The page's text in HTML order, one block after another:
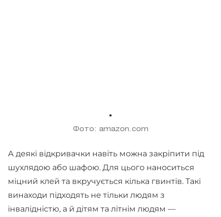
Фото: amazon.com
А деякі відкривачки навіть можна закріпити під
шухлядою або шафою. Для цього наноситься
міцний клей та вкручується кілька гвинтів. Такі
винаходи підходять не тільки людям з
інвалідністю, а й дітям та літнім людям —